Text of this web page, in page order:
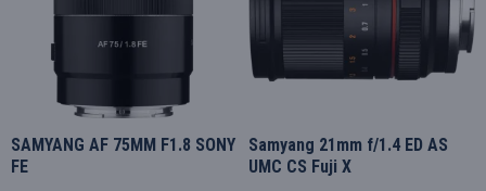
SAMYANG AF 75MM F1.8 SONY
FE
Samyang 21mm f/1.4 ED AS
UMC CS Fuji X